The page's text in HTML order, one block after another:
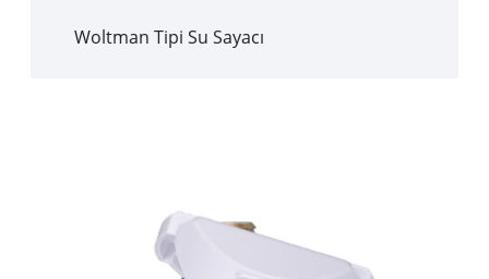
Woltman Tipi Su Sayacı